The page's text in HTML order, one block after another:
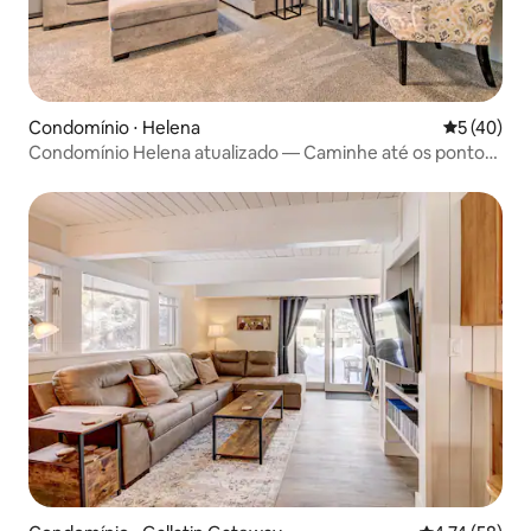
Condomínio ⋅ Helena 5 de uma
5 (40)
Condomínio Helena atualizado — Caminhe até os pontos